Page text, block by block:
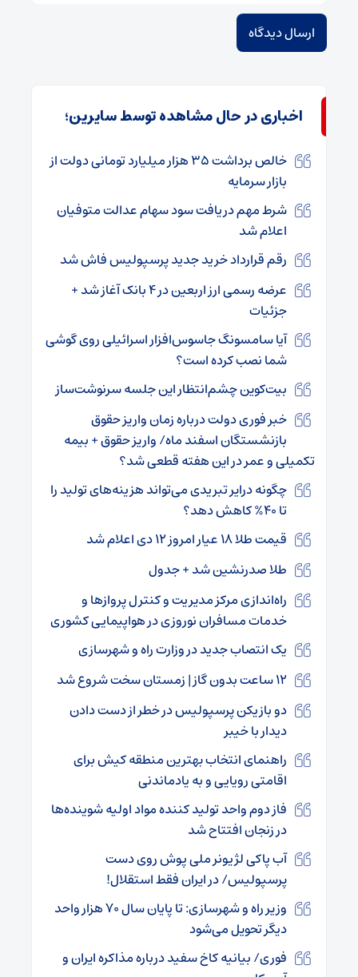
اخباری در حال مشاهده توسط سایرین؛
خالص برداشت ۳۵ هزار میلیارد تومانی دولت از
بازار سرمایه
شرط مهم دریافت سود سهام عدالت متوفیان
اعلام شد
رقم قرارداد خرید جدید پرسپولیس فاش شد
عرضه رسمی ارز اربعین در ۴ بانک آغاز شد +
جزئیات
آیا سامسونگ جاسوس‌افزار اسرائیلی روی گوشی
شما نصب کرده است؟
بیت‌کوین چشم‌انتظار این جلسه سرنوشت‌ساز
خبر فوری دولت درباره زمان واریز حقوق
بازنشستگان اسفند ماه/ واریز حقوق + بیمه
تکمیلی و عمر در این هفته قطعی شد؟
چگونه درایر تبریدی می‌تواند هزینه‌های تولید را
تا ۴۰% کاهش دهد؟
قیمت طلا ۱۸ عیار امروز ۱۲ دی اعلام شد
طلا صدرنشین شد + جدول
راه‌اندازی مرکز مدیریت و کنترل پروازها و
خدمات مسافران نوروزی در هواپیمایی کشوری
یک انتصاب جدید در وزارت راه و شهرسازی
۱۲ ساعت بدون گاز | زمستان سخت شروع شد
دو بازیکن پرسپولیس در خطر از دست دادن
دیدار با خیبر
راهنمای انتخاب بهترین منطقه کیش برای
اقامتی رویایی و به یادماندنی
فاز دوم واحد تولید کننده مواد اولیه شوینده‌ها
در زنجان افتتاح شد
آب پاکی لژیونر ملی پوش روی دست
پرسپولیس/ در ایران فقط استقلال!
وزیر راه و شهرسازی: تا پایان سال ۷۰ هزار واحد
دیگر تحویل می‌شود
فوری/ بیانیه کاخ سفید درباره مذاکره ایران و